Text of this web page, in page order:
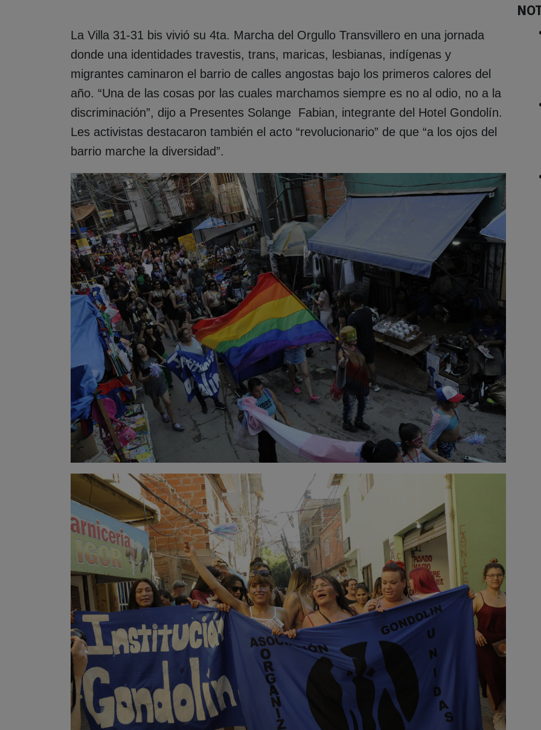
La Villa 31-31 bis vivió su 4ta. Marcha del Orgullo Transvillero en una jornada
donde una identidades travestis, trans, maricas, lesbianas, indígenas y
migrantes caminaron el barrio de calles angostas bajo los primeros calores del
año. “Una de las cosas por las cuales marchamos siempre es no al odio, no a la
discriminación”, dijo a Presentes Solange Fabian, integrante del Hotel Gondolín.
Les activistas destacaron también el acto “revolucionario” de que “a los ojos del
barrio marche la diversidad”.